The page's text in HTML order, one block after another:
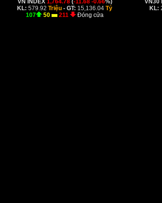
VN INDEX 1,764.78 (-11.68 -0.66%)
KL: 579.92 Triệu - GT: 15,136.04 Tỷ
107
50 211 Đóng cửa
VN30
KL: